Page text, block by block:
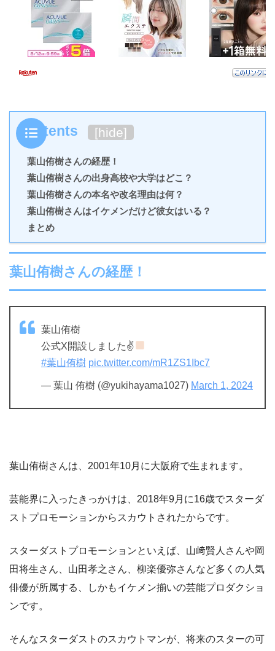
Contents [hide]
葉山侑樹さんの経歴！
葉山侑樹さんの出身高校や大学はどこ？
葉山侑樹さんの本名や改名理由は何？
葉山侑樹さんはイケメンだけど彼女はいる？
まとめ
葉山侑樹さんの経歴！
葉山侑樹
公式X開設しました✌
#葉山侑樹 pic.twitter.com/mR1ZS1Ibc7
— 葉山 侑樹 (@yukihayama1027) March 1, 2024
葉山侑樹さんは、2001年10月に大阪府で生まれます。
芸能界に入ったきっかけは、2018年9月に16歳でスターダ
ストプロモーションからスカウトされたからです。
スターダストプロモーションといえば、山﨑賢人さんや岡
田将生さん、山田孝之さん、柳楽優弥さんなど多くの人気
俳優が所属する、しかもイケメン揃いの芸能プロダクショ
ンです。
そんなスターダストのスカウトマンが、将来のスターの可